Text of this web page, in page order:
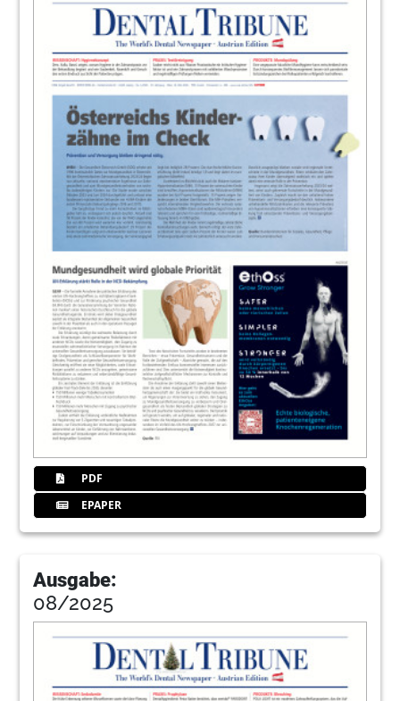
PDF
EPAPER
Ausgabe:
08/2025